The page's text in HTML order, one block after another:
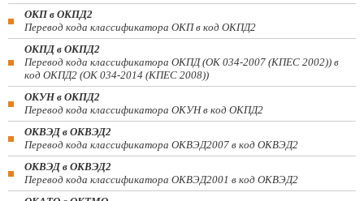
ОКП в ОКПД2
Перевод кода классификатора ОКП в код ОКПД2
ОКПД в ОКПД2
Перевод кода классификатора ОКПД (ОК 034-2007 (КПЕС 2002)) в
код ОКПД2 (ОК 034-2014 (КПЕС 2008))
ОКУН в ОКПД2
Перевод кода классификатора ОКУН в код ОКПД2
ОКВЭД в ОКВЭД2
Перевод кода классификатора ОКВЭД2007 в код ОКВЭД2
ОКВЭД в ОКВЭД2
Перевод кода классификатора ОКВЭД2001 в код ОКВЭД2